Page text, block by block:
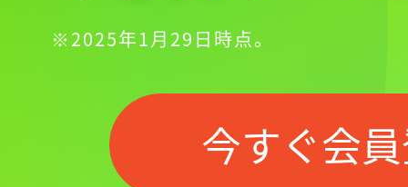
※2025年1月29日時点。
今すぐ会